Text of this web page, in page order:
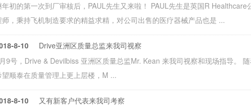
年初的第一次到厂审核后，PAUL先生又来啦！ PAUL先生是英国R
师，秉持飞机制造要求的精益求精，对公司出售的医疗器械产品也是 ...
8-10
Drive亚洲区质量总监来我司视察
9号，Drive & Devilbiss 亚洲区质量总监Mr. Kean 来我司视察和现场指导。
望顺泰在质量管理上更上层楼，M ...
8-10
又有新客户代表来我司考察